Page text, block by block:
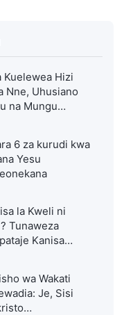
Kuelewea Hizi
Nne, Uhusiano
na Mungu
6 za kurudi kwa
Yesu
la Kweli ni
Tunaweza
Kanisa
wa Wakati
Je, Sisi